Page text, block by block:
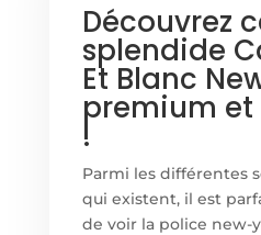
Découvrez
splendide
Et Blanc
premium
!
Parmi les différentes
qui existent, il est
de voir la police new-